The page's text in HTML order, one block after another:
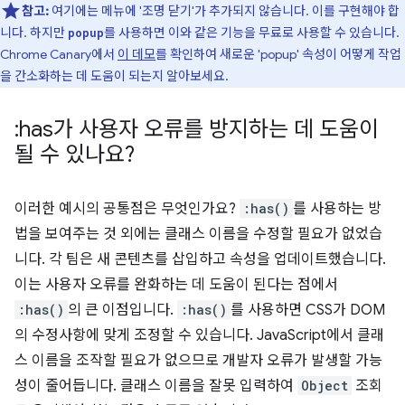
참고: 여기에는 메뉴에 '조명 닫기'가 추가되지 않습니다. 이를 구현해야 합
니다. 하지만 popup를 사용하면 이와 같은 기능을 무료로 사용할 수 있습니다.
Chrome Canary에서 이 데모를 확인하여 새로운 'popup' 속성이 어떻게 작업
을 간소화하는 데 도움이 되는지 알아보세요.
:has가 사용자 오류를 방지하는 데 도움이
될 수 있나요?
이러한 예시의 공통점은 무엇인가요? :has() 를 사용하는 방
법을 보여주는 것 외에는 클래스 이름을 수정할 필요가 없었습
니다. 각 팀은 새 콘텐츠를 삽입하고 속성을 업데이트했습니다.
이는 사용자 오류를 완화하는 데 도움이 된다는 점에서
:has() 의 큰 이점입니다. :has() 를 사용하면 CSS가 DOM
의 수정사항에 맞게 조정할 수 있습니다. JavaScript에서 클래
스 이름을 조작할 필요가 없으므로 개발자 오류가 발생할 가능
성이 줄어듭니다. 클래스 이름을 잘못 입력하여
Object 조회